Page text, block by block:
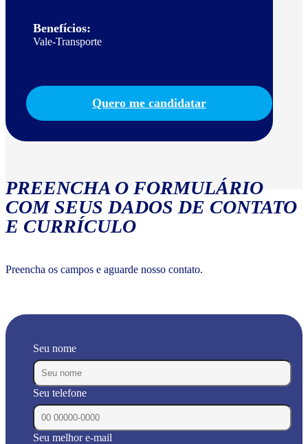
Benefícios:
Vale-Transporte
Quero me candidatar
PREENCHA O FORMULÁRIO
COM SEUS DADOS DE CONTATO
E CURRÍCULO
Preencha os campos e aguarde nosso contato.
Seu nome
Seu telefone
Seu melhor e-mail